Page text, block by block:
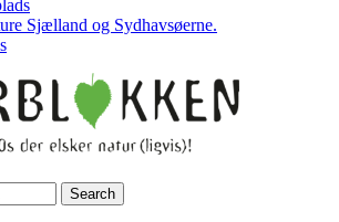
Sjælland og Sydhavsøerne.